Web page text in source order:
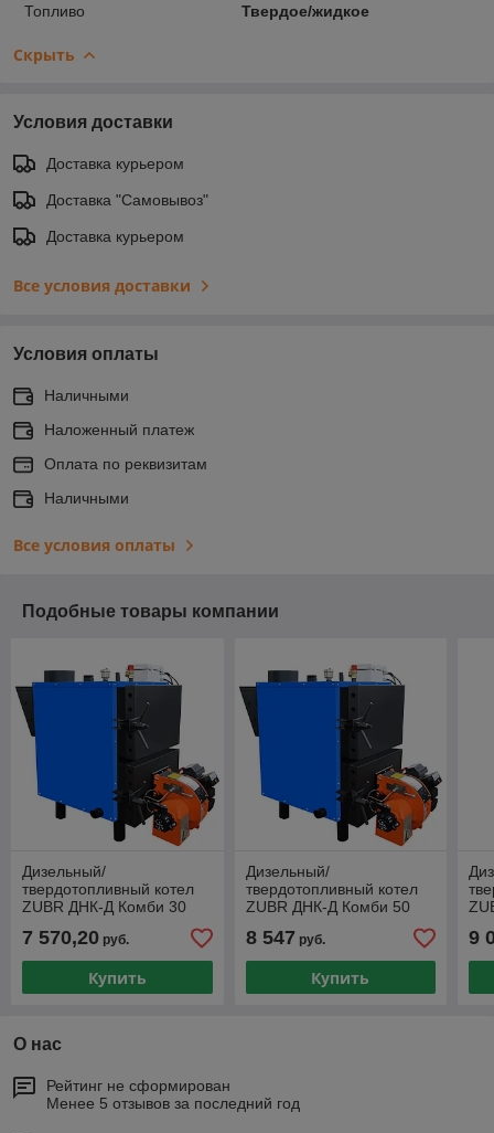
Топливо
Твердое/жидкое
Скрыть
Условия доставки
Доставка курьером
Доставка "Самовывоз"
Доставка курьером
Все условия доставки
Условия оплаты
Наличными
Наложенный платеж
Оплата по реквизитам
Наличными
Все условия оплаты
Подобные товары компании
Дизельный/
твердотопливный котел
ZUBR ДНК-Д Комби 30
7 570,20 руб.
Купить
Дизельный/
твердотопливный котел
ZUBR ДНК-Д Комби 50
8 547 руб.
Купить
9
О нас
Рейтинг не сформирован
Менее 5 отзывов за последний год